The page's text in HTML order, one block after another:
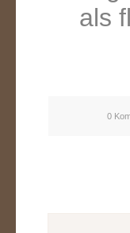
als
0